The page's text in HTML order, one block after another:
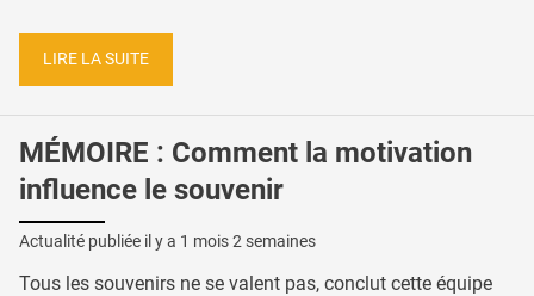
LIRE LA SUITE
MÉMOIRE : Comment la motivation
influence le souvenir
Actualité publiée il y a 1 mois 2 semaines
Tous les souvenirs ne se valent pas, conclut cette équipe